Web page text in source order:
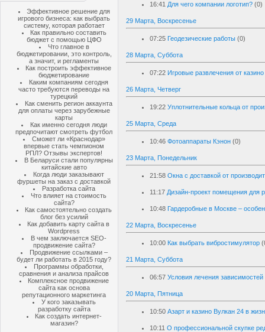
Эффективное решение для
игрового бизнеса: как выбрать
систему, которая работает
Как правильно составить
бюджет с помощью ЦФО
Что главное в
бюджетировании, это контроль,
а значит, и регламенты
Как построить эффективное
бюджетирование
Каким компаниям сегодня
часто требуются переводы на
турецкий
Как сменить регион аккаунта
для оплаты через зарубежные
карты
Как именно сегодня люди
предпочитают смотреть футбол
Сможет ли «Краснодар»
впервые стать чемпионом
РПЛ? Отзывы экспертов!
В Беларуси стали популярны
китайские авто
Когда люди заказывают
фуршеты на заказ с доставкой
Разработка сайта
Что влияет на стоимость
сайта?
Как самостоятельно создать
блог без усилий
Как добавить карту сайта в
Wordpress
В чем заключается SEO-
продвижение сайта?
Продвижение ссылками –
будет ли работать в 2015 году?
Программы обработки,
сравнения и анализа прайсов
Комплексное продвижение
сайта как основа
репутационного маркетинга
У кого заказывать
разработку сайта
Как создать интернет-
магазин?
16:41 Для чего компании логотип? (0)
29 Марта, Воскресенье
07:25 Геодезические работы (0)
28 Марта, Суббота
07:22 Игровые развлечения от
26 Марта, Четверг
19:22 Уплотнительные кольца от
25 Марта, Среда
10:46 Фотоаппараты Кэнон (0)
23 Марта, Понедельник
21:58 Окна с доставкой от
11:17 Дизайн-проект помещения для
10:48 Гардеробные в Москве –
22 Марта, Воскресенье
10:00 Как выбрать вибростимулятор
21 Марта, Суббота
06:57 Условия лечения зависимостей
20 Марта, Пятница
10:50 Азарт и казино Вулкан 24 в
10:11 О профессиональной скупке